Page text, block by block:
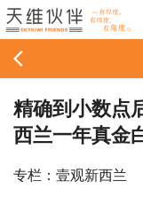
精确到小数点
西兰一年真金
专栏：壹观新西兰